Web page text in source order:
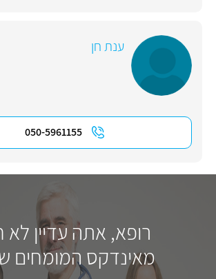
ענת חן
050-5961155
רופא, אתה עדיין
מאינדקס המומחים